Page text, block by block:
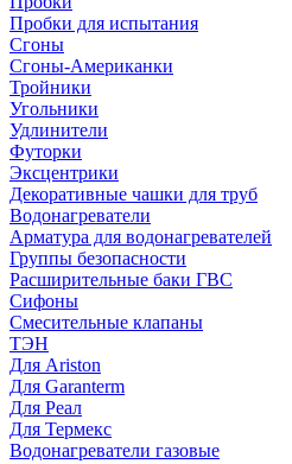
Пробки для испытания
Сгоны
Сгоны-Американки
Тройники
Угольники
Удлинители
Футорки
Эксцентрики
Декоративные чашки для труб
Водонагреватели
Арматура для водонагревателей
Группы безопасности
Расширительные баки ГВС
Сифоны
Смесительные клапаны
ТЭН
Для Ariston
Для Garanterm
Для Реал
Для Термекс
Водонагреватели газовые